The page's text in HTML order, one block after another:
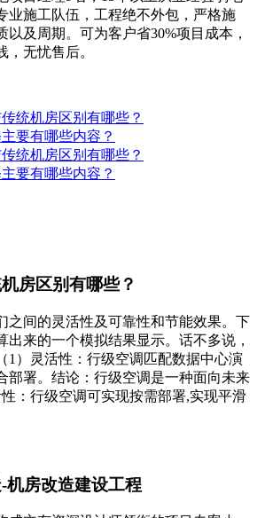
业施工队伍，工程绝不外包，严格施
以及周期。可为客户省30%项目成本，
，无忧售后。
统机房区别有哪些？
要有哪些内容？
统机房区别有哪些？
要有哪些内容？
房区别有哪些？
之间的灵活性及可靠性和节能效果。下
出来的一个模拟结果显示。话不多说，
1）灵活性：行级空调匹配数据中心演
部署。结论：行级空调是一种面向未来
：行级空调可实现按需部署,实现平滑
机房改造建设工程